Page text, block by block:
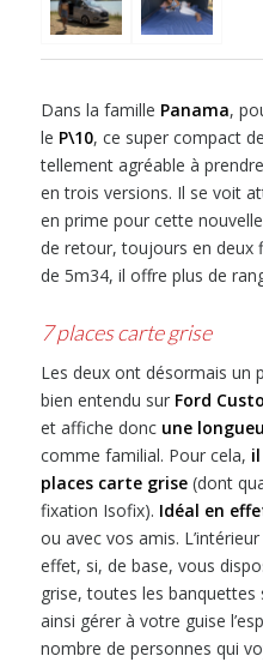
Dans la famille Panama,
le P\10, ce super compact
tellement agréable à
en trois versions. Il se voit
en prime pour cette
de retour, toujours en deux
de 5m34, il offre plus de
7 places carte grise
Les deux ont désormais un
bien entendu sur Ford
et affiche donc une
comme familial. Pour cela,
places carte grise(dont
fixation Isofix). Idéal en
ou avec vos amis.
effet, si, de base, vous
grise, toutes les
ainsi gérer à votre guise
nombre de personnes qui